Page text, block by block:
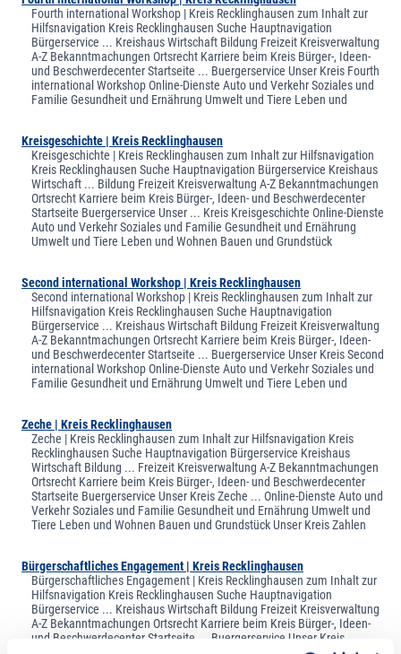
Fourth international Workshop | Kreis Recklinghausen zum Inhalt zur
Hilfsnavigation Kreis Recklinghausen Suche Hauptnavigation
Bürgerservice ... Kreishaus Wirtschaft Bildung Freizeit Kreisverwaltung
A-Z Bekanntmachungen Ortsrecht Karriere beim Kreis Bürger-, Ideen-
und Beschwerdecenter Startseite ... Buergerservice Unser Kreis Fourth
international Workshop Online-Dienste Auto und Verkehr Soziales und
Familie Gesundheit und Ernährung Umwelt und Tiere Leben und
Kreisgeschichte | Kreis Recklinghausen
Kreisgeschichte | Kreis Recklinghausen zum Inhalt zur Hilfsnavigation
Kreis Recklinghausen Suche Hauptnavigation Bürgerservice Kreishaus
Wirtschaft ... Bildung Freizeit Kreisverwaltung A-Z Bekanntmachungen
Ortsrecht Karriere beim Kreis Bürger-, Ideen- und Beschwerdecenter
Startseite Buergerservice Unser ... Kreis Kreisgeschichte Online-Dienste
Auto und Verkehr Soziales und Familie Gesundheit und Ernährung
Umwelt und Tiere Leben und Wohnen Bauen und Grundstück
Second international Workshop | Kreis Recklinghausen
Second international Workshop | Kreis Recklinghausen zum Inhalt zur
Hilfsnavigation Kreis Recklinghausen Suche Hauptnavigation
Bürgerservice ... Kreishaus Wirtschaft Bildung Freizeit Kreisverwaltung
A-Z Bekanntmachungen Ortsrecht Karriere beim Kreis Bürger-, Ideen-
und Beschwerdecenter Startseite ... Buergerservice Unser Kreis Second
international Workshop Online-Dienste Auto und Verkehr Soziales und
Familie Gesundheit und Ernährung Umwelt und Tiere Leben und
Zeche | Kreis Recklinghausen
Zeche | Kreis Recklinghausen zum Inhalt zur Hilfsnavigation Kreis
Recklinghausen Suche Hauptnavigation Bürgerservice Kreishaus
Wirtschaft Bildung ... Freizeit Kreisverwaltung A-Z Bekanntmachungen
Ortsrecht Karriere beim Kreis Bürger-, Ideen- und Beschwerdecenter
Startseite Buergerservice Unser Kreis Zeche ... Online-Dienste Auto und
Verkehr Soziales und Familie Gesundheit und Ernährung Umwelt und
Tiere Leben und Wohnen Bauen und Grundstück Unser Kreis Zahlen
Bürgerschaftliches Engagement | Kreis Recklinghausen
Bürgerschaftliches Engagement | Kreis Recklinghausen zum Inhalt zur
Hilfsnavigation Kreis Recklinghausen Suche Hauptnavigation
Bürgerservice ... Kreishaus Wirtschaft Bildung Freizeit Kreisverwaltung
A-Z Bekanntmachungen Ortsrecht Karriere beim Kreis Bürger-, Ideen-
und Beschwerdecenter Startseite ... Buergerservice Unser Kreis